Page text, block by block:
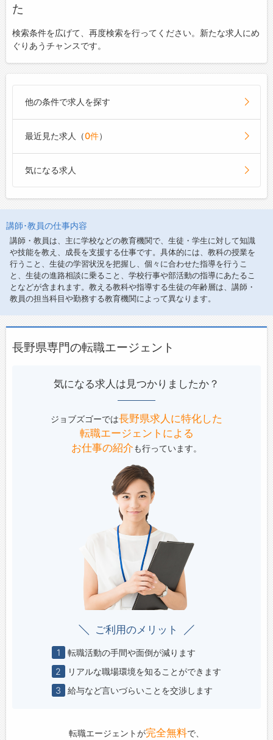
た
検索条件を広げて、再度検索を行ってください。新たな求人にめ
ぐりあうチャンスです。
他の条件で求人を探す
最近見た求人（0件）
気になる求人
講師･教員の仕事内容
講師・教員は、主に学校などの教育機関で、生徒・学生に対して知識
や技能を教え、成長を支援する仕事です。具体的には、教科の授業を
行うこと、生徒の学習状況を把握し、個々に合わせた指導を行うこ
と、生徒の進路相談に乗ること、学校行事や部活動の指導にあたるこ
となどが含まれます。教える教科や指導する生徒の年齢層は、講師・
教員の担当科目や勤務する教育機関によって異なります。
長野県専門の転職エージェント
気になる求人は見つかりましたか？
ジョブズゴーでは長野県求人に特化した
転職エージェントによる
お仕事の紹介も行っています。
ご利用のメリット
1
転職活動の手間や面倒が減ります
2
リアルな職場環境を知ることができます
3
給与など言いづらいことを交渉します
転職エージェントが完全無料で、